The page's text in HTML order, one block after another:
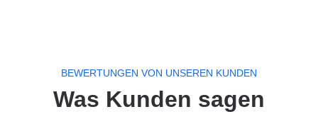
BEWERTUNGEN VON UNSEREN KUNDEN
Was Kunden sagen